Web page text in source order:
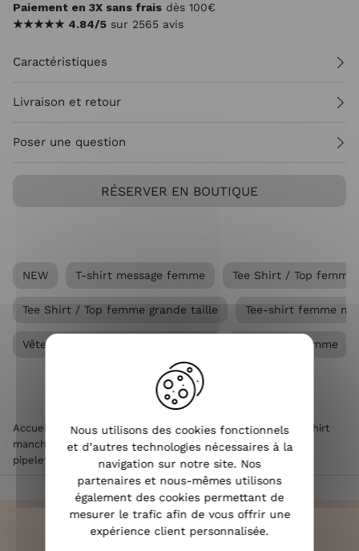
Paiement en 3X sans frais dès 100€
★★★★★ 4.84/5 sur 2565 avis
Caractéristiques
Livraison et retour
Poser une question
RÉSERVER EN BOUTIQUE
NEW T-shirt message femme Tee Shirt / Top femme
Tee Shirt / Top femme grande taille Tee-shirt femme
Vêtements Grandes tailles femme Vêtements femme
Accueil Vêtements femme >Tee Shirt / Top femme >
T-shirt
manches courtes femme >T-Shirt femme blanc broderie
pipelette vert agate
Nous utilisons des cookies fonctionnels
et d’autres technologies nécessaires à la
navigation sur notre site. Nos
partenaires et nous-mêmes utilisons
également des cookies permettant de
mesurer le trafic afin de vous offrir une
expérience client personnalisée.